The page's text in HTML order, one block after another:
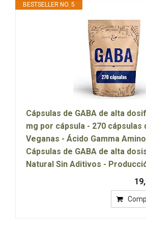
BESTSELLER NO. 5
Cápsulas de GABA de alta
mg por cápsula - 270 cápsulas
Veganas - Ácido Gamma
Cápsulas de GABA de alta
Natural Sin Aditivos -